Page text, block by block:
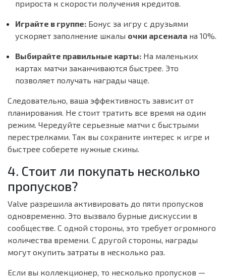
прироста к скорости получения кредитов.
Играйте в группе: Бонус за игру с друзьями
ускоряет заполнение шкалы очки арсенала на 10%.
Выбирайте правильные карты: На маленьких
картах матчи заканчиваются быстрее. Это
позволяет получать награды чаще.
Следовательно, ваша эффективность зависит от
планирования. Не стоит тратить все время на один
режим. Чередуйте серьезные матчи с быстрыми
перестрелками. Так вы сохраните интерес к игре и
быстрее соберете нужные скины.
4. Стоит ли покупать несколько
пропусков?
Valve разрешила активировать до пяти пропусков
одновременно. Это вызвало бурные дискуссии в
сообществе. С одной стороны, это требует огромного
количества времени. С другой стороны, награды
могут окупить затраты в несколько раз.
Если вы коллекционер, то несколько пропусков —